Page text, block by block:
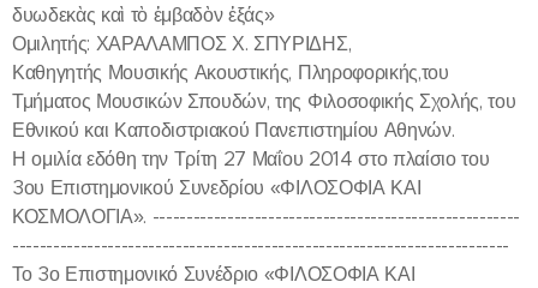
δυωδεκὰς καὶ τὸ ἐμβαδὸν ἑξάς»
Ομιλητής: ΧΑΡΑΛΑΜΠΟΣ Χ. ΣΠΥΡΙΔΗΣ,
Καθηγητής Μουσικής Ακουστικής, Πληροφορικής,του
Τμήματος Μουσικών Σπουδών, της Φιλοσοφικής Σχολής, του
Εθνικού και Καποδιστριακού Πανεπιστημίου Αθηνών.
Η ομιλία εδόθη την Τρίτη 27 Μαΐου 2014 στο πλαίσιο του
3ου Επιστημονικού Συνεδρίου «ΦΙΛΟΣΟΦΙΑ ΚΑΙ
ΚΟΣΜΟΛΟΓΙΑ». ------------------------------------------------------
-------------------------------------------------------------------------
Το 3ο Επιστημονικό Συνέδριο «ΦΙΛΟΣΟΦΙΑ ΚΑΙ